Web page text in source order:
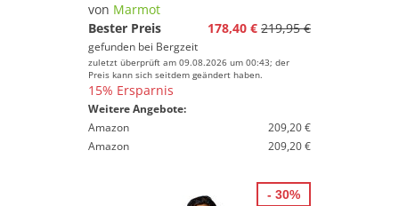
von Marmot
Bester Preis
178,40 € 219,95 €
gefunden bei Bergzeit
zuletzt überprüft am 09.08.2026 um 00:43; der
Preis kann sich seitdem geändert haben.
15% Ersparnis
Weitere Angebote:
Amazon
209,20 €
Amazon
209,20 €
- 30%